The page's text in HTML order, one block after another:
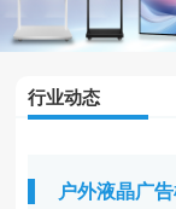
行业动态
户外液晶广